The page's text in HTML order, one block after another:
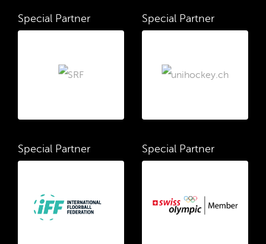
Special Partner Special Partner
Special Partner Special Partner